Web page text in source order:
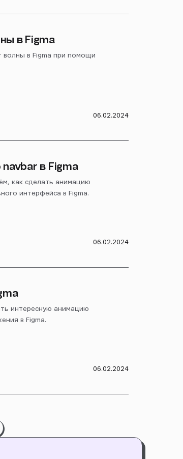
в Figma
в Figma при помощи
06.02.2024
в Figma
как сделать анимацию
интерфейса в Figma.
06.02.2024
интересную анимацию
в Figma.
06.02.2024